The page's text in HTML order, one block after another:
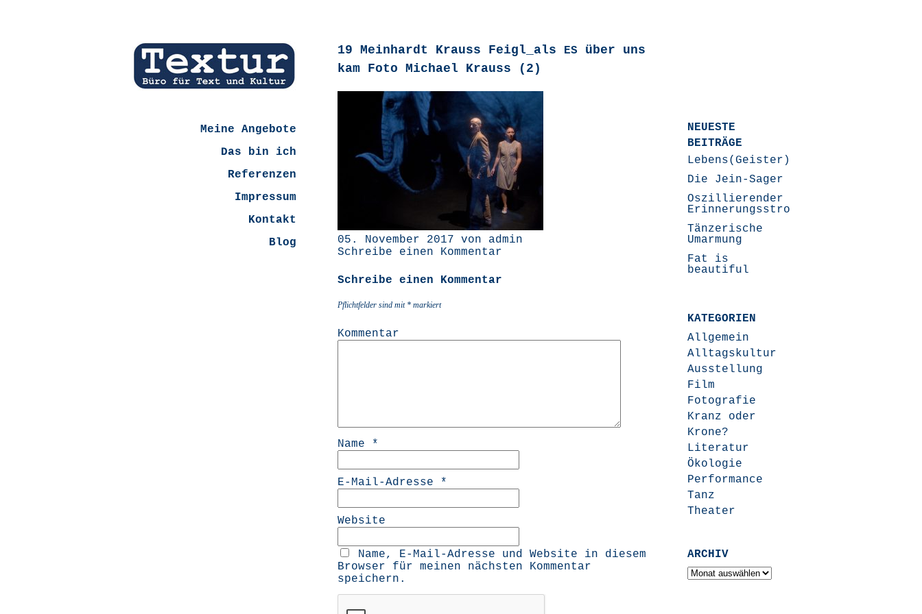
Meine Angebote
Das bin ich
Referenzen
Impressum
Kontakt
Blog
19 Meinhardt Krauss Feigl_als ES
über uns
kam Foto Michael Krauss (2)
05. November 2017 von admin
Schreibe einen Kommentar
Schreibe einen Kommentar
Pflichtfelder sind mit * markiert
Kommentar
Name *
E-Mail-Adresse *
Website
Name, E-Mail-Adresse und Website in diesem
Browser für meinen nächsten Kommentar
speichern.
NEUESTE
BEITRÄGE
Lebens(Geister)Geschichten
Die Jein-Sager
Oszillierender
Erinnerungsstrom
Tänzerische
Umarmung
Fat is
beautiful
KATEGORIEN
Allgemein
Alltagskultur
Ausstellung
Film
Fotografie
Kranz oder
Krone?
Literatur
Ökologie
Performance
Tanz
Theater
ARCHIV
Archiv